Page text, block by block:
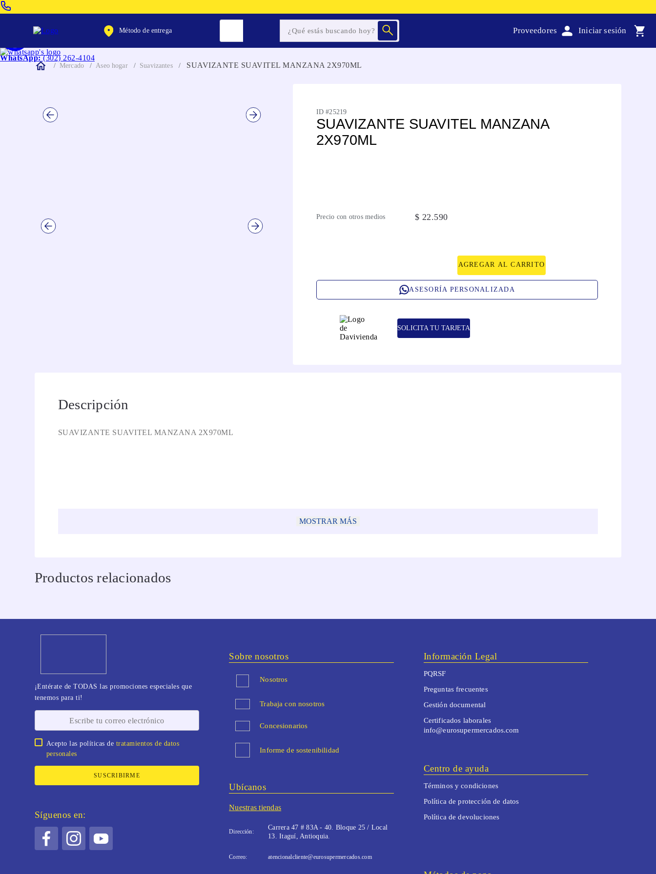
WhatsApp: (302) 262-4104
Método de entrega Proveedores
Mercado Aseo hogar Suavizantes SUAVIZANTE SUAVITEL MANZANA 2X970ML
ID #25219
SUAVIZANTE SUAVITEL MANZANA
2X970ML
Precio con otros medios $ 22.590
AGREGAR AL CARRITO
ASESORÍA PERSONALIZADA
SOLICITA TU TARJETA
Descripción
SUAVIZANTE SUAVITEL MANZANA 2X970ML
MOSTRAR MÁS
Productos relacionados
¡Entérate de TODAS las promociones especiales que
tenemos para ti!
Acepto las políticas de tratamientos de datos
personales
SUSCRIBIRME
Síguenos en:
Sobre nosotros
Nosotros
Trabaja con nosotros
Concesionarios
Informe de sostenibilidad
Ubícanos
Nuestras tiendas
Dirección:
Carrera 47 # 83A - 40. Bloque 25 / Local
13. Itaguí, Antioquia.
Correo: atencionalcliente@eurosupermercados.com
Información Legal
PQRSF
Preguntas frecuentes
Gestión documental
Certificados laborales
info@eurosupermercados.com
Centro de ayuda
Términos y condiciones
Política de protección de datos
Política de devoluciones